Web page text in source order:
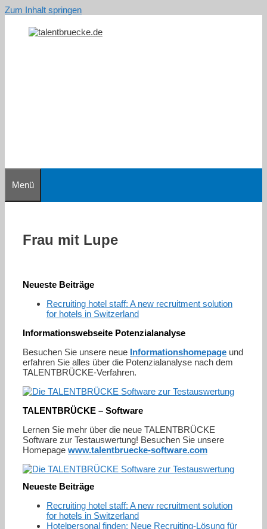
Zum Inhalt springen
Menü
Frau mit Lupe
Neueste Beiträge
Recruiting hotel staff: A new recruitment solution
for hotels in Switzerland
Informationswebseite Potenzialanalyse
Besuchen Sie unsere neue Informationshomepage und
erfahren Sie alles über die Potenzialanalyse nach dem
TALENTBRÜCKE-Verfahren.
TALENTBRÜCKE – Software
Lernen Sie mehr über die neue TALENTBRÜCKE
Software zur Testauswertung! Besuchen Sie unsere
Homepage www.talentbruecke-software.com
Neueste Beiträge
Recruiting hotel staff: A new recruitment solution
for hotels in Switzerland
Hotelpersonal finden: Neue Recruiting-Lösung für